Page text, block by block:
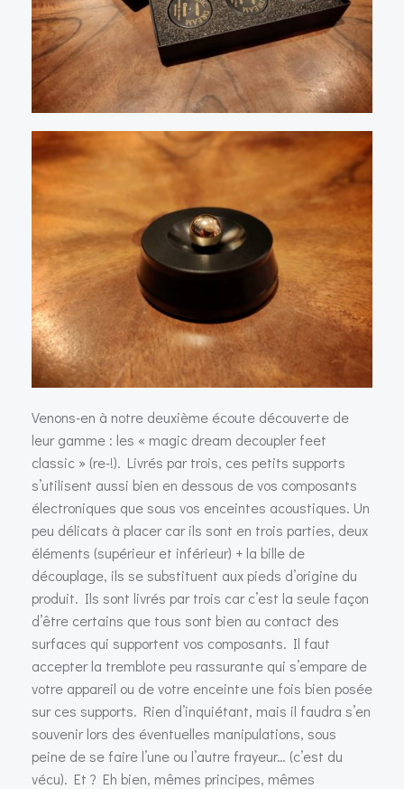
Venons-en à notre deuxième écoute découverte de
leur gamme : les « magic dream decoupler feet
classic » (re-!). Livrés par trois, ces petits supports
s’utilisent aussi bien en dessous de vos composants
électroniques que sous vos enceintes acoustiques. Un
peu délicats à placer car ils sont en trois parties, deux
éléments (supérieur et inférieur) + la bille de
découplage, ils se substituent aux pieds d’origine du
produit. Ils sont livrés par trois car c’est la seule façon
d’être certains que tous sont bien au contact des
surfaces qui supportent vos composants. Il faut
accepter la tremblote peu rassurante qui s’empare de
votre appareil ou de votre enceinte une fois bien posée
sur ces supports. Rien d’inquiétant, mais il faudra s’en
souvenir lors des éventuelles manipulations, sous
peine de se faire l’une ou l’autre frayeur… (c’est du
vécu). Et ? Eh bien, mêmes principes, mêmes